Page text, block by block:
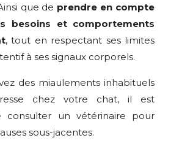
que de prendre en compte
besoins et comportements
, tout en respectant ses limites
à ses signaux corporels.
des miaulements inhabituels
chez votre chat, il est
consulter un vétérinaire pour
sous-jacentes.